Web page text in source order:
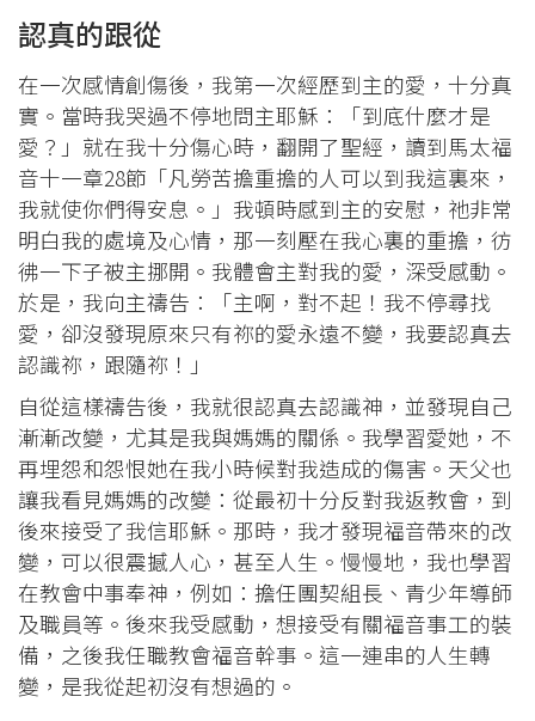
認真的跟從
在一次感情創傷後，我第一次經歷到主的愛，十分真
實。當時我哭過不停地問主耶穌：「到底什麼才是
愛？」就在我十分傷心時，翻開了聖經，讀到馬太福
音十一章28節「凡勞苦擔重擔的人可以到我這裏來，
我就使你們得安息。」我頓時感到主的安慰，祂非常
明白我的處境及心情，那一刻壓在我心裏的重擔，彷
彿一下子被主挪開。我體會主對我的愛，深受感動。
於是，我向主禱告：「主啊，對不起！我不停尋找
愛，卻沒發現原來只有祢的愛永遠不變，我要認真去
認識祢，跟隨祢！」
自從這樣禱告後，我就很認真去認識神，並發現自己
漸漸改變，尤其是我與媽媽的關係。我學習愛她，不
再埋怨和怨恨她在我小時候對我造成的傷害。天父也
讓我看見媽媽的改變：從最初十分反對我返教會，到
後來接受了我信耶穌。那時，我才發現福音帶來的改
變，可以很震撼人心，甚至人生。慢慢地，我也學習
在教會中事奉神，例如：擔任團契組長、青少年導師
及職員等。後來我受感動，想接受有關福音事工的裝
備，之後我任職教會福音幹事。這一連串的人生轉
變，是我從起初沒有想過的。